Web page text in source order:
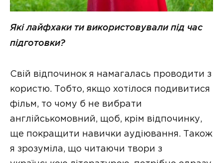
Які лайфхаки ти використовували під час
підготовки?
Свій відпочинок я намагалась проводити з
користю. Тобто, якщо хотілося подивитися
фільм, то чому б не вибрати
англійськомовний, щоб, крім відпочинку,
ще покращити навички аудіювання. Також
я зрозуміла, що читаючи твори з